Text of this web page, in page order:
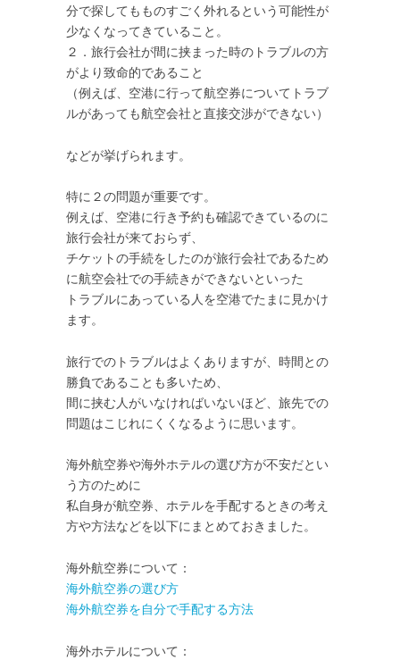
分で探してもものすごく外れるという可能性が
少なくなってきていること。
２．旅行会社が間に挟まった時のトラブルの方
がより致命的であること
（例えば、空港に行って航空券についてトラブ
ルがあっても航空会社と直接交渉ができない）
などが挙げられます。
特に２の問題が重要です。
例えば、空港に行き予約も確認できているのに
旅行会社が来ておらず、
チケットの手続をしたのが旅行会社であるため
に航空会社での手続きができないといった
トラブルにあっている人を空港でたまに見かけ
ます。
旅行でのトラブルはよくありますが、時間との
勝負であることも多いため、
間に挟む人がいなければいないほど、旅先での
問題はこじれにくくなるように思います。
海外航空券や海外ホテルの選び方が不安だとい
う方のために
私自身が航空券、ホテルを手配するときの考え
方や方法などを以下にまとめておきました。
海外航空券について：
海外航空券の選び方
海外航空券を自分で手配する方法
海外ホテルについて：